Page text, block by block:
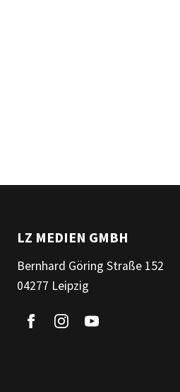
LZ MEDIEN GMBH
Bernhard Göring Straße 152
04277 Leipzig